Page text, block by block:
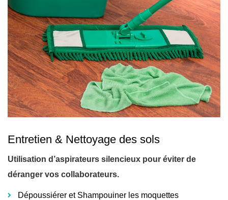
Entretien & Nettoyage des sols
Utilisation d’aspirateurs silencieux pour éviter de
déranger vos collaborateurs.
Dépoussiérer et Shampouiner les moquettes